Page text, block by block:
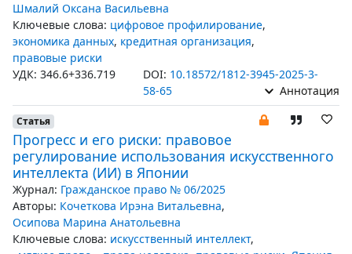
Шмалий Оксана Васильевна
Ключевые слова: цифровое профилирование,
экономика данных, кредитная организация,
правовые риски
УДК: 346.6+336.719
DOI: 10.18572/1812-3945-2025-3-
58-65
Аннотация
Статья
Прогресс и его риски: правовое
регулирование использования искусственного
интеллекта (ИИ) в Японии
Журнал: Гражданское право № 06/2025
Авторы: Кочеткова Ирэна Витальевна,
Осипова Марина Анатольевна
Ключевые слова: искусственный интеллект,